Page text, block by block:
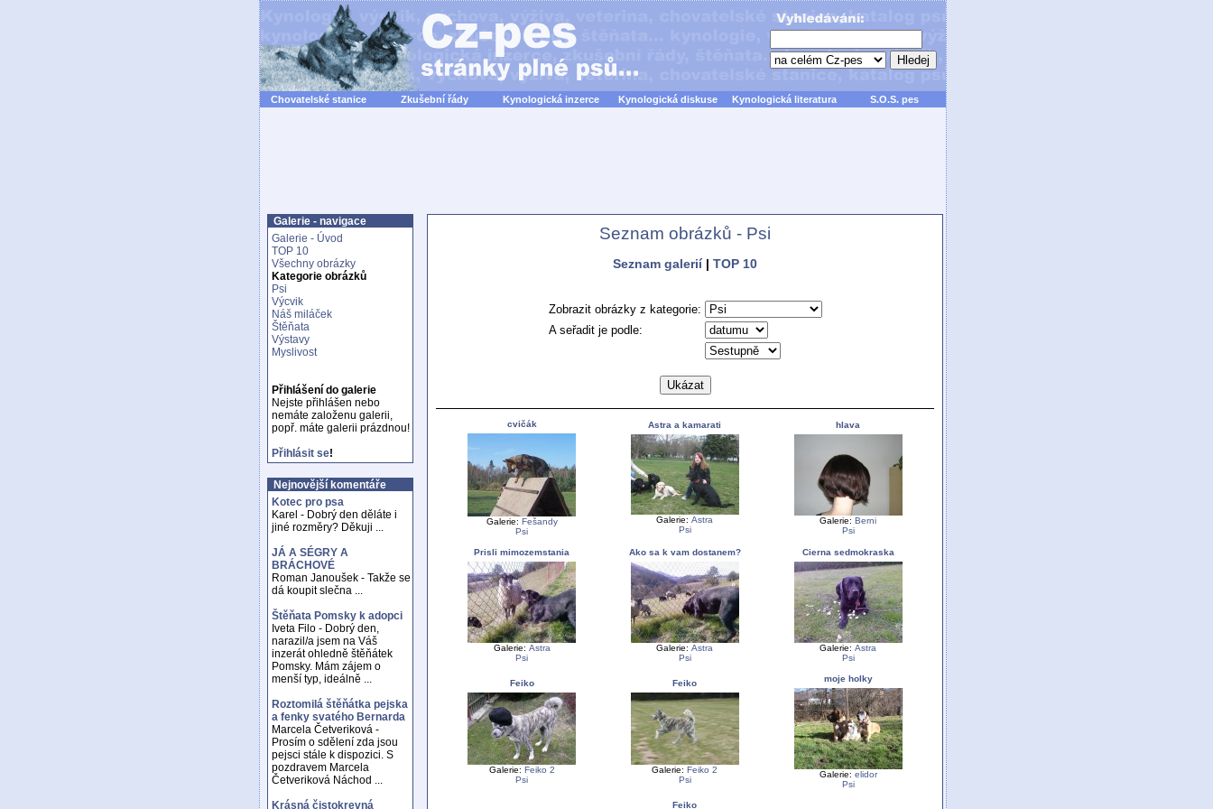
Chovatelské stanice Zkušební řády Kynologická inzerce Kynologická diskuse Kynologická literatura S.O.S. pes
Galerie - navigace
Galerie - Úvod
TOP 10
Všechny obrázky
Kategorie obrázků
Psi
Výcvik
Náš miláček
Štěňata
Výstavy
Myslivost
Přihlášení do galerie
Nejste přihlášen nebo
nemáte založenu galerii,
popř. máte galerii prázdnou!
Přihlásit se!
Nejnovější komentáře
Kotec pro psa
Karel - Dobrý den děláte i
jiné rozměry? Děkuji ...
JÁ A SÉGRY A
BRÁCHOVÉ
Roman Janoušek - Takže se
dá koupit slečna ...
Štěňata Pomsky k adopci
Iveta Filo - Dobrý den,
narazil/a jsem na Váš
inzerát ohledně štěňátek
Pomsky. Mám zájem o
menší typ, ideálně ...
Roztomilá štěňátka pejska
a fenky svatého Bernarda
Marcela Četveriková -
Prosím o sdělení zda jsou
pejsci stále k dispozici. S
pozdravem Marcela
Četveriková Náchod ...
Krásná čistokrevná
Seznam obrázků - Psi
Seznam galerií| TOP 10
Zobrazit obrázky z kategorie:
A seřadit je podle:
cvičák
Galerie: Fešandy
Psi
Astra a kamarati
Galerie: Astra
Psi
hlava
Galerie: Berni
Psi
Prisli mimozemstania
Galerie: Astra
Psi
Ako sa k vam dostanem?
Galerie: Astra
Psi
Cierna sedmokraska
Galerie: Astra
Psi
Feiko
Galerie: Feiko 2
Psi
Feiko
Galerie: Feiko 2
Psi
moje holky
Galerie: elidor
Psi
Feiko